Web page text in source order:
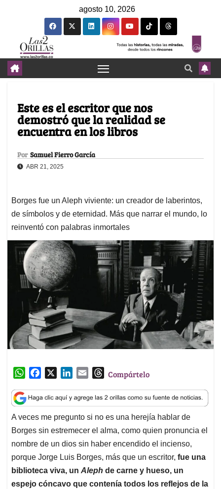
agosto 10, 2026
Este es el escritor que nos
demostró que la realidad se
encuentra en los libros
Por Samuel Fierro García
ABR 21, 2025
Borges fue un Aleph viviente: un creador de laberintos,
de símbolos y de eternidad. Más que narrar el mundo, lo
reinventó con palabras inmortales
W
a
t
s
A
p
p
c
e
b
o
o
k
n
k
e
d
I
n
a
i
l
T
r
e
a
d
s
Compártelo
A veces me pregunto si no es una herejía hablar de
Borges sin estremecer el alma, como quien pronuncia el
nombre de un dios sin haber encendido el incienso,
porque Jorge Luis Borges, más que un escritor, fue una
biblioteca viva, un Aleph de carne y hueso, un
espejo cóncavo que contenía todos los reflejos de la